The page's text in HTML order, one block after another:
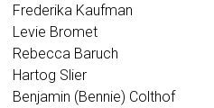
Frederika Kaufman
Levie Bromet
Rebecca Baruch
Hartog Slier
Benjamin (Bennie) Colthof